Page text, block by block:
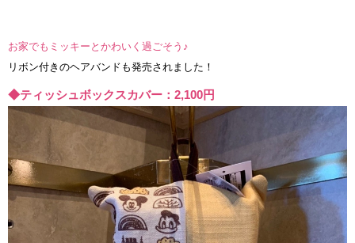
お家でもミッキーとかわいく過ごそう♪
リボン付きのヘアバンドも発売されました！
◆ティッシュボックスカバー：2,100円